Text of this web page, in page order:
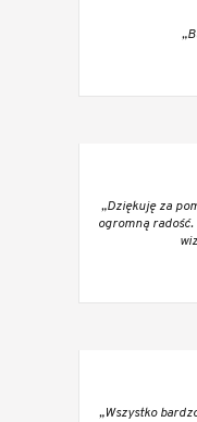
„Dziękuję za
ogromną radość.
„Wszystko